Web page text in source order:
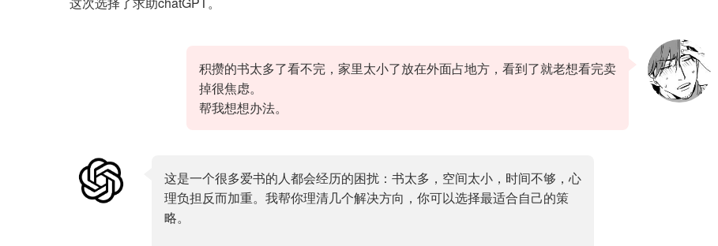
积攒的书太多了看不完，家里太小了放在外面占地方，看到了就老想看完卖
掉很焦虑。
帮我想想办法。
这是一个很多爱书的人都会经历的困扰：书太多，空间太小，时间不够，心
理负担反而加重。我帮你理清几个解决方向，你可以选择最适合自己的策
略。